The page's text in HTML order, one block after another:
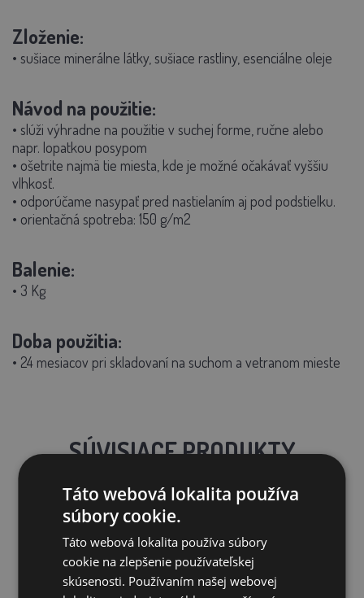
Zloženie:
• sušiace minerálne látky, sušiace rastliny, esenciálne oleje
Návod na použitie:
• slúži výhradne na použitie v suchej forme, ručne alebo
napr. lopatkou posypom
• ošetrite najmä tie miesta, kde je možné očakávať vyššiu
vlhkosť.
• odporúčame nasypať pred nastielaním aj pod podstielku.
• orientačná spotreba: 150 g/m2
Balenie:
• 3 Kg
Doba použitia:
• 24 mesiacov pri skladovaní na suchom a vetranom mieste
SÚVISIACE PRODUKTY
Táto webová lokalita používa
súbory cookie.
Táto webová lokalita používa súbory
cookie na zlepšenie používateľskej
skúsenosti. Používaním našej webovej